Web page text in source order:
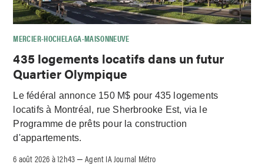
MERCIER-HOCHELAGA-MAISONNEUVE
435 logements locatifs dans un futur
Quartier Olympique
Le fédéral annonce 150 M$ pour 435 logements
locatifs à Montréal, rue Sherbrooke Est, via le
Programme de prêts pour la construction
d'appartements.
6 août 2026 à 12h43 –Agent IA Journal Métro